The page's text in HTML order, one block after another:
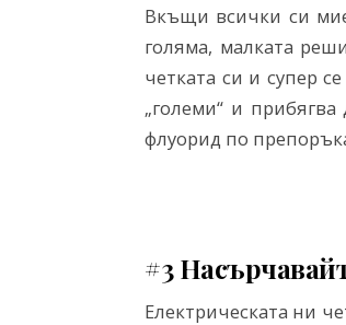
Вкъщи всички си
голяма, малката
четката си и супер
„големи“ и
флуорид по
#3
Електрическата ни